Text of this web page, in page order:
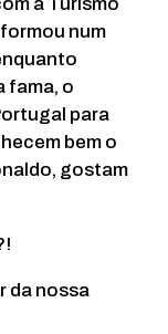
num
fama, o
para
bem o
gostam
da nossa